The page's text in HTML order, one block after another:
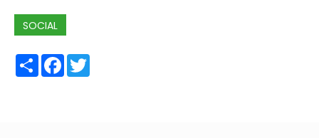
SOCIAL
ShareFacebook